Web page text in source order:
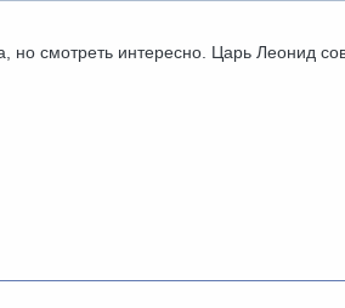
но смотреть интересно. Царь Леонид